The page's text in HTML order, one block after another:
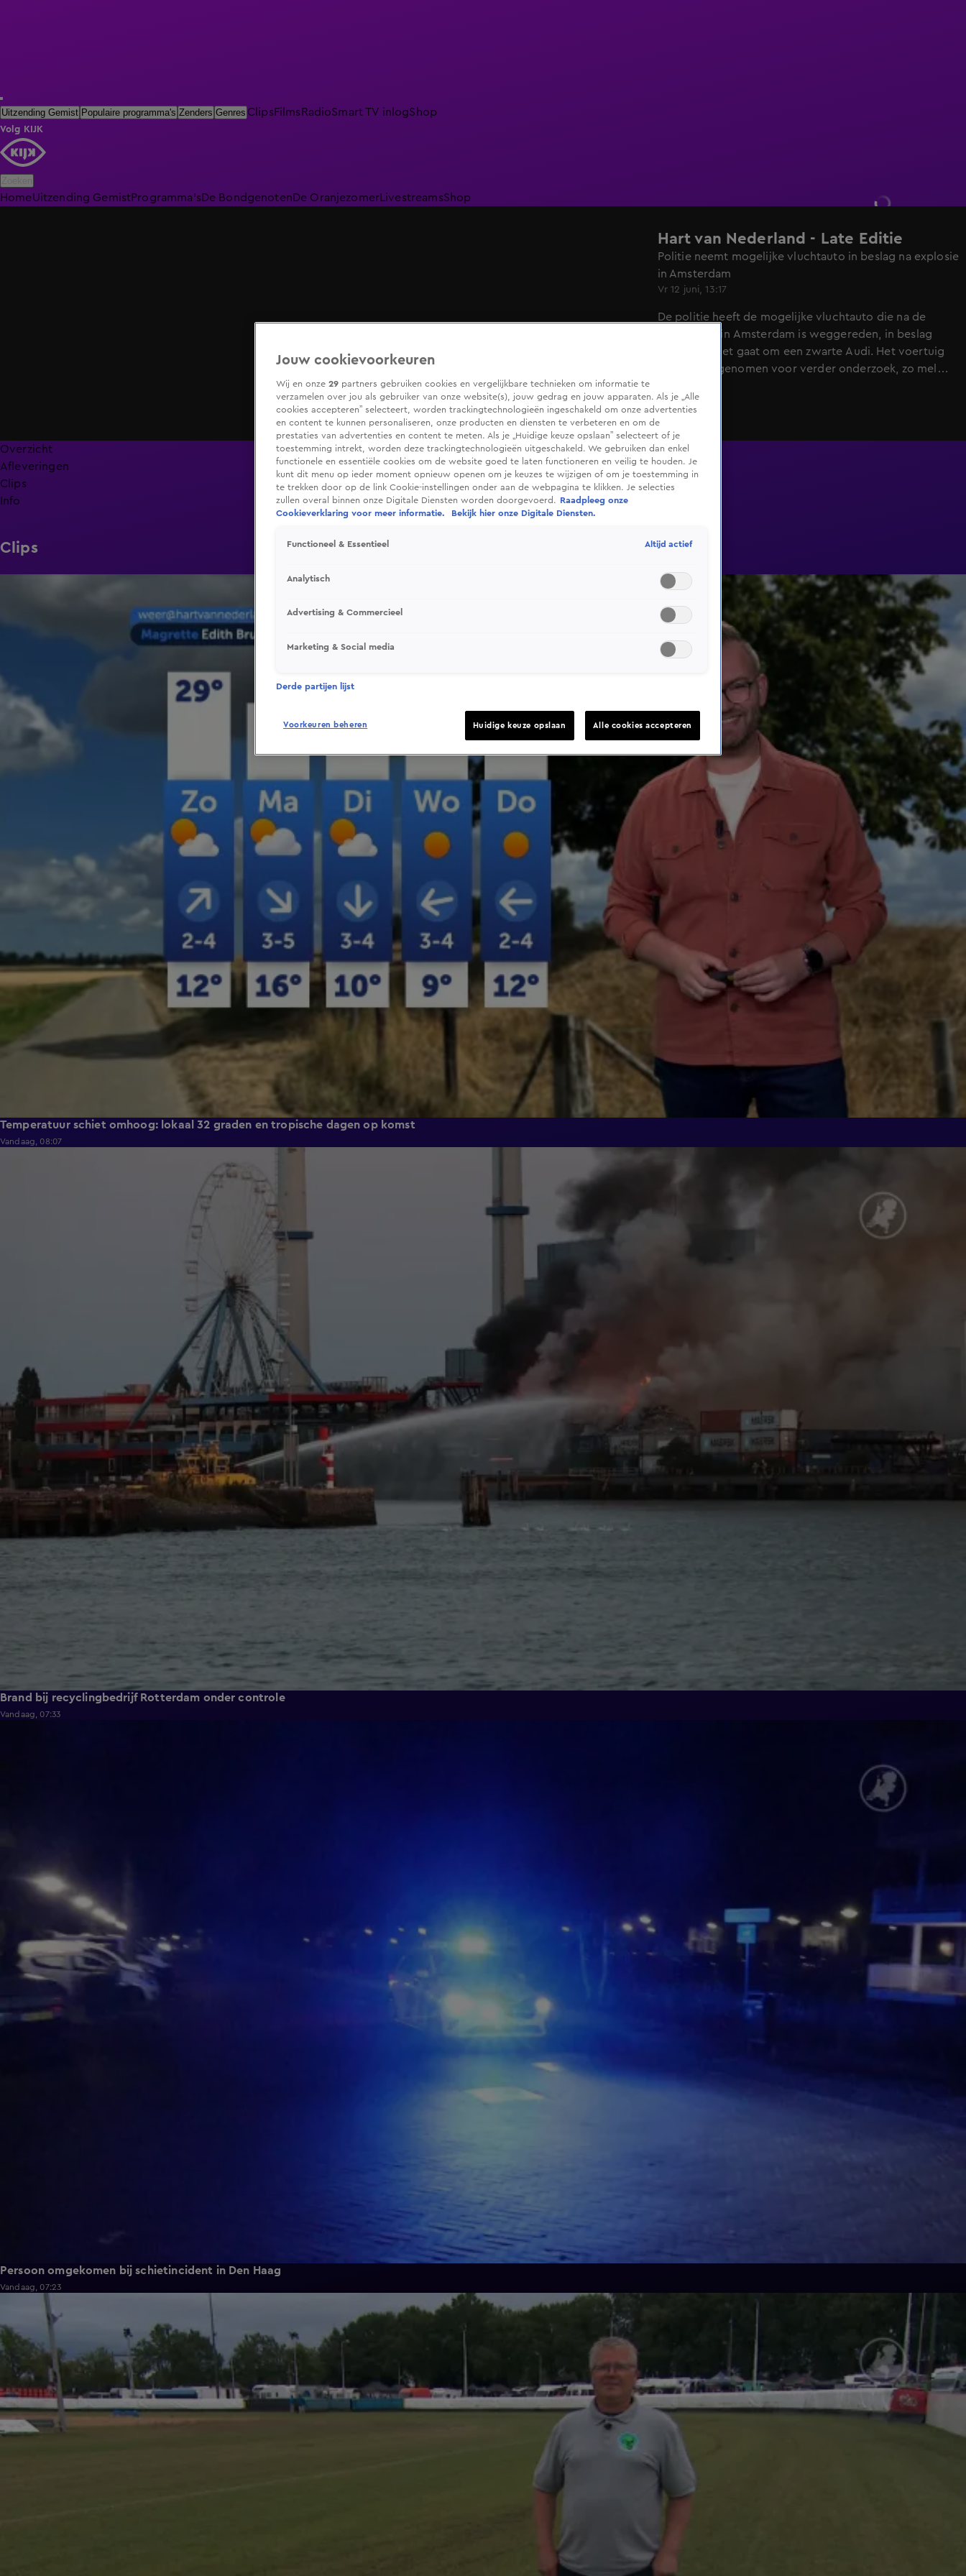
Uitzending Gemist Populaire programma's Zenders Genres ClipsFilmsRadioSmart TV inlogShop
Volg KIJK
HomeUitzending GemistProgramma'sDe BondgenotenDe Oranjezomer LivestreamsShop
Hart van Nederland - Late Editie
Politie neemt mogelijke vluchtauto in beslag na explosie
in Amsterdam
Vr 12 juni, 13:17
De politie heeft de mogelijke vluchtauto die na de
ontploffing in Amsterdam is weggereden, in beslag
genomen. Het gaat om een zwarte Audi. Het voertuig
wordt meegenomen voor verder onderzoek, zo meldt
Overzicht
Afleveringen
Clips
Info
Clips
Temperatuur schiet omhoog: lokaal 32 graden en tropische dagen op komst
Vandaag, 08:07
Brand bij recyclingbedrijf Rotterdam onder controle
Vandaag, 07:33
Persoon omgekomen bij schietincident in Den Haag
Vandaag, 07:23
Jouw cookievoorkeuren
Wij en onze 29 partners gebruiken cookies en vergelijkbare technieken om informatie te
verzamelen over jou als gebruiker van onze website(s), jouw gedrag en jouw apparaten. Als je „Alle
cookies accepteren” selecteert, worden trackingtechnologieën ingeschakeld om onze advertenties
en content te kunnen personaliseren, onze producten en diensten te verbeteren en om de
prestaties van advertenties en content te meten. Als je „Huidige keuze opslaan” selecteert of je
toestemming intrekt, worden deze trackingtechnologieën uitgeschakeld. We gebruiken dan enkel
functionele en essentiële cookies om de website goed te laten functioneren en veilig te houden. Je
kunt dit menu op ieder moment opnieuw openen om je keuzes te wijzigen of om je toestemming in
te trekken door op de link Cookie-instellingen onder aan de webpagina te klikken. Je selecties
zullen overal binnen onze Digitale Diensten worden doorgevoerd.
Raadpleeg onze
Cookieverklaring voor meer informatie.
Bekijk hier onze Digitale Diensten.
Functioneel & Essentieel Altijd actief
Analytisch
Advertising & Commercieel
Marketing & Social media
Derde partijen lijst
Voorkeuren beheren Huidige keuze opslaan Alle cookies accepteren